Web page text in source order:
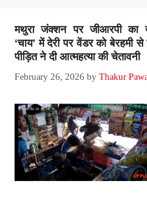
मथुरा जंक्शन पर जीआरपी का
‘चाय’ में देरी पर वेंडर को बेरहमी
पीड़ित ने दी आत्महत्या की चेतावनी
February 26, 2026 by Thakur